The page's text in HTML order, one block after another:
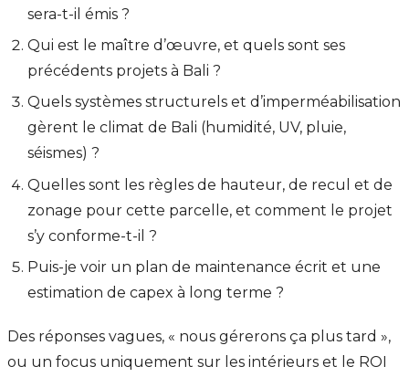
sera-t-il émis ?
Qui est le maître d’œuvre, et quels sont ses
précédents projets à Bali ?
Quels systèmes structurels et d’imperméabilisation
gèrent le climat de Bali (humidité, UV, pluie,
séismes) ?
Quelles sont les règles de hauteur, de recul et de
zonage pour cette parcelle, et comment le projet
s’y conforme-t-il ?
Puis-je voir un plan de maintenance écrit et une
estimation de capex à long terme ?
Des réponses vagues, « nous gérerons ça plus tard »,
ou un focus uniquement sur les intérieurs et le ROI